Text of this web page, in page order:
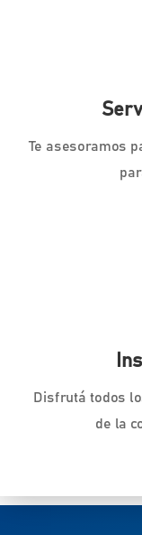
Te asesoramos
Disfrutá todos
de la